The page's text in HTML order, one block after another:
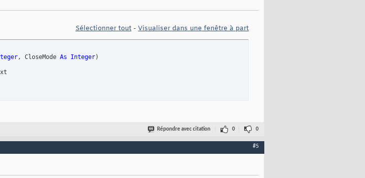
Sélectionner tout - Visualiser dans une fenêtre à part
, CloseMode As Integer)
Répondre avec citation 0 0
#5